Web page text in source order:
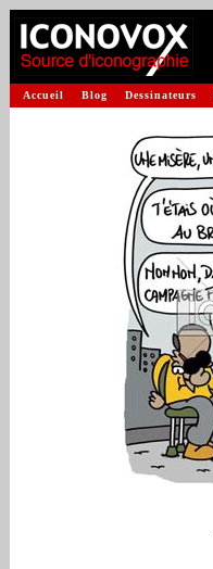
Accueil Blog Dessinateurs